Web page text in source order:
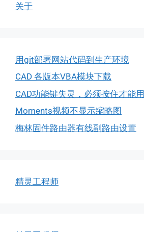
关于
用git部署网站代码到生产环境
CAD 各版本VBA模块下载
CAD功能键失灵，必须按住才能用
Moments视频不显示缩略图
梅林固件路由器有线副路由设置
精灵工程师